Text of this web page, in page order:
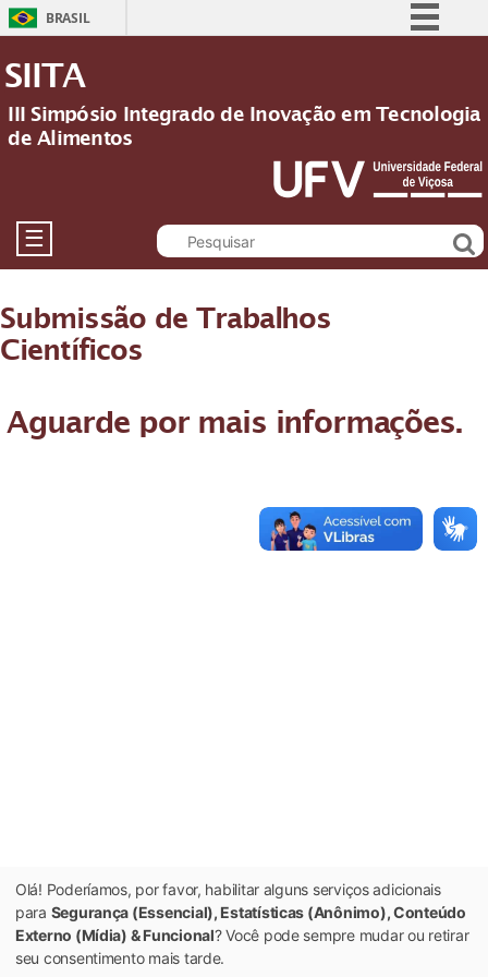
BRASIL
Participe
Acesso à informação
Legislação
Canais
SIITA
III Simpósio Integrado de Inovação em Tecnologia
de Alimentos
☰
Submissão de Trabalhos
Científicos
Aguarde por mais informações.
Olá! Poderíamos, por favor, habilitar alguns serviços adicionais
para Segurança (Essencial), Estatísticas (Anônimo), Conteúdo
Externo (Mídia) & Funcional? Você pode sempre mudar ou retirar
seu consentimento mais tarde.